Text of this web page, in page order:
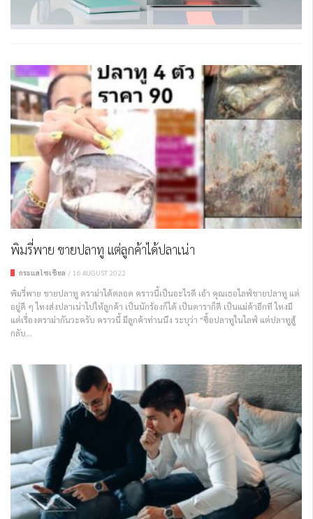
พิมรี่พาย ขายปลาทู แต่ลูกค้าได้ปลาเน่า
กระแสโซเชียล / 16 AUGUST 2022
พิมรี่พาย ขายปลาทู ดราม่าได้ตลอด คราวนี้เป็นอะไรดี เอ้า คุณเธอไลฟ์ขายปลาทู แต่
อยู่ดี ๆ ไหงส่งปลาเน่าไปให้ลูกค้า เป็นนักร้องก็ได้ เป็นดาราก็ดี เป็นแม่ค้าอีกที ไหงมี
แต่เรื่องดราม่ากันวะครับ คราวนี้ มีลูกค้าท่านนึง ระบุว่า "ซื้อปลาทูในไลฟ์ แต่ปลาทูสู้
กลับ...